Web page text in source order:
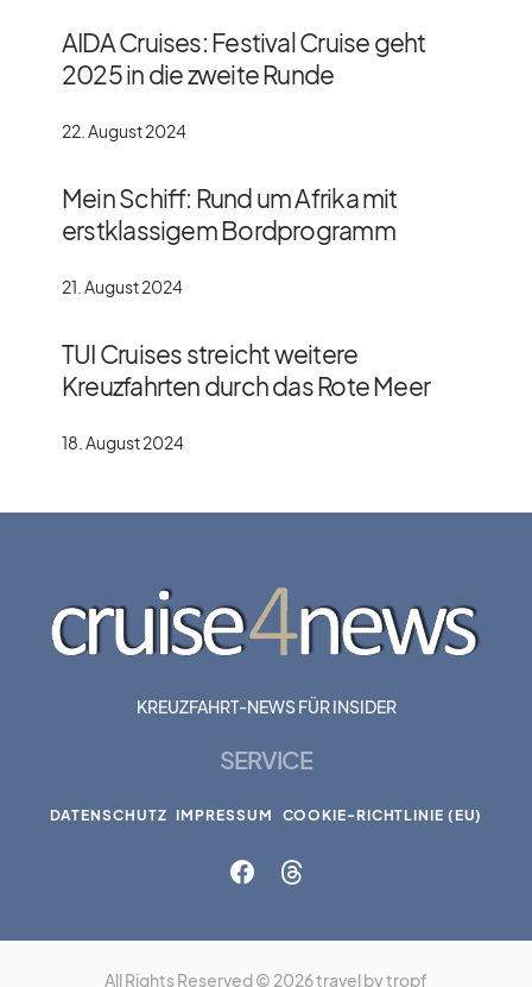
AIDA Cruises: Festival Cruise geht
2025 in die zweite Runde
22. August 2024
Mein Schiff: Rund um Afrika mit
erstklassigem Bordprogramm
21. August 2024
TUI Cruises streicht weitere
Kreuzfahrten durch das Rote Meer
18. August 2024
KREUZFAHRT-NEWS FÜR INSIDER
SERVICE
DATENSCHUTZ IMPRESSUM COOKIE-RICHTLINIE (EU)
All Rights Reserved © 2026 travel by tropf